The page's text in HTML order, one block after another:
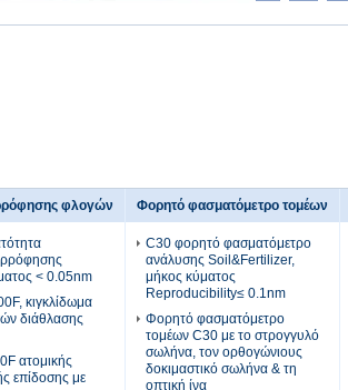
φλογών
< 0.05nm
κιγκλίδωμα
διάθλασης
ατομικής
επίδοσης με
Φορητό φασματόμετρο τομέων
C30 φορητό φασματόμετρο
ανάλυσης Soil&Fertilizer,
μήκος κύματος
Reproducibility≤ 0.1nm
Φορητό φασματόμετρο
τομέων C30 με το στρογγυλό
σωλήνα, τον ορθογώνιους
δοκιμαστικό σωλήνα & τη
οπτική ίνα